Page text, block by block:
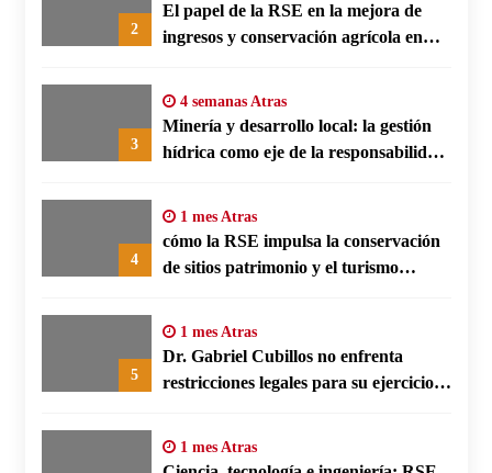
2
El papel de la RSE en la mejora de
ingresos y conservación agrícola en
3
4 semanas Atras
Minería y desarrollo local: la gestión
hídrica como eje de la responsabilidad
4
1 mes Atras
cómo la RSE impulsa la conservación
de sitios patrimonio y el turismo
5
1 mes Atras
Dr. Gabriel Cubillos no enfrenta
restricciones legales para su ejercicio,
1 mes Atras